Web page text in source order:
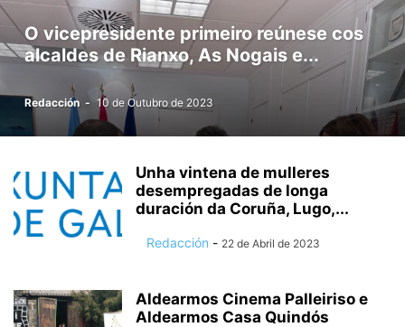
O vicepresidente primeiro reúnese cos
alcaldes de Rianxo, As Nogais e...
Redacción - 10 de Outubro de 2023
Unha vintena de mulleres
desempregadas de longa
duración da Coruña, Lugo,...
Redacción - 22 de Abril de 2023
Aldearmos Cinema Palleiriso e
Aldearmos Casa Quindós